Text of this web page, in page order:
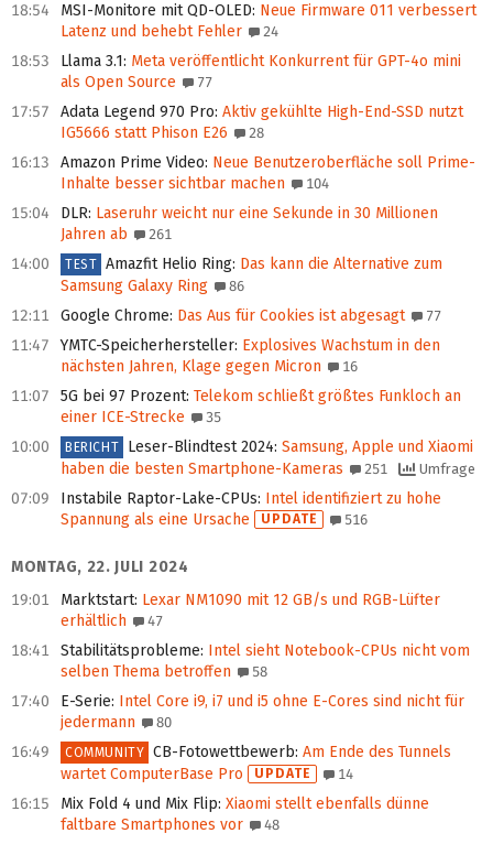
18:54
MSI-Monitore mit QD-OLED: Neue Firmware 011 verbessert
Latenz und behebt Fehler
24
18:53 Llama 3.1: Meta veröffentlicht Konkurrent für GPT-4o mini
als Open Source
77
17:57 Adata Legend 970 Pro: Aktiv gekühlte High-End-SSD nutzt
IG5666 statt Phison E26
28
16:13 Amazon Prime Video: Neue Benutzeroberfläche soll Prime-
Inhalte besser sichtbar machen
104
15:04 DLR: Laseruhr weicht nur eine Sekunde in 30 Millionen
Jahren ab
261
14:00 TEST Amazfit Helio Ring: Das kann die Alternative zum
Samsung Galaxy Ring
86
12:11 Google Chrome: Das Aus für Cookies ist abgesagt 77
11:47 YMTC-Speicherhersteller: Explosives Wachstum in den
nächsten Jahren, Klage gegen Micron
16
11:07 5G bei 97 Prozent: Telekom schließt größtes Funkloch an
einer ICE-Strecke
35
10:00 BERICHT Leser-Blindtest 2024: Samsung, Apple und Xiaomi
haben die besten Smartphone-Kameras
251 Umfrage
07:09 Instabile Raptor-Lake-CPUs: Intel identifiziert zu hohe
Spannung als eine Ursache
UPDATE 516
MONTAG, 22. JULI 2024
19:01
Marktstart: Lexar NM1090 mit 12 GB/s und RGB-Lüfter
erhältlich
47
18:41 Stabilitätsprobleme: Intel sieht Notebook-CPUs nicht vom
selben Thema betroffen
58
17:40 E-Serie: Intel Core i9, i7 und i5 ohne E-Cores sind nicht für
jedermann
80
16:49 COMMUNITY CB-Fotowettbewerb: Am Ende des Tunnels
wartet ComputerBase Pro
UPDATE 14
16:15 Mix Fold 4 und Mix Flip: Xiaomi stellt ebenfalls dünne
faltbare Smartphones vor
48